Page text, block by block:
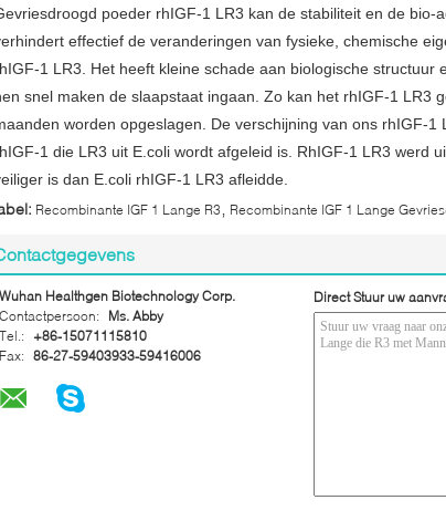
poeder rhIGF-1 LR3 kan de stabiliteit en de
effectief de veranderingen van fysieke, chemische
1 LR3. Het heeft kleine schade aan biologische structuur
snel maken de slaapstaat ingaan. Zo kan het rhIGF-1
worden opgeslagen. De verschijning van ons rhIGF-1
1 die LR3 uit E.coli wordt afgeleid is. RhIGF-1 LR3 werd
is dan E.coli rhIGF-1 LR3 afleidde.
Recombinante IGF 1 Lange R3 Recombinante IGF 1 Lange
Wuhan Healthgen Biotechnology Corp.
Contactpersoon:
Ms. Abby
Tel.:
+86-15071115810
Fax: 86-27-59403933-59416006
Direct Stuur uw